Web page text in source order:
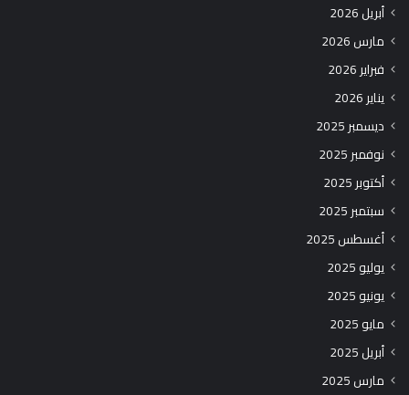
أبريل 2026
مارس 2026
فبراير 2026
يناير 2026
ديسمبر 2025
نوفمبر 2025
أكتوبر 2025
سبتمبر 2025
أغسطس 2025
يوليو 2025
يونيو 2025
مايو 2025
أبريل 2025
مارس 2025